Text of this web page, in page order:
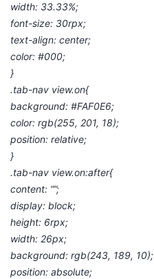
width: 33.33%;
font-size: 30rpx;
text-align: center;
color: #000;
}
.tab-nav view.on{
background: #FAF0E6;
color: rgb(255, 201, 18);
position: relative;
}
.tab-nav view.on:after{
content: “”;
display: block;
height: 6rpx;
width: 26px;
background: rgb(243, 189, 10);
position: absolute;